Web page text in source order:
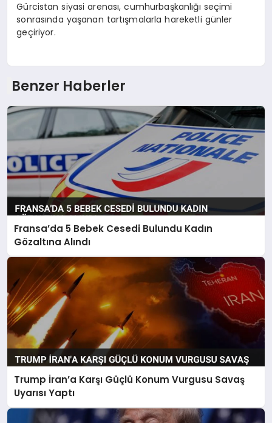
Gürcistan siyasi arenası, cumhurbaşkanlığı seçimi
sonrasında yaşanan tartışmalarla hareketli günler
geçiriyor.
Benzer Haberler
Fransa’da 5 Bebek Cesedi Bulundu Kadın
Gözaltına Alındı
Trump İran’a Karşı Güçlü Konum Vurgusu Savaş
Uyarısı Yaptı